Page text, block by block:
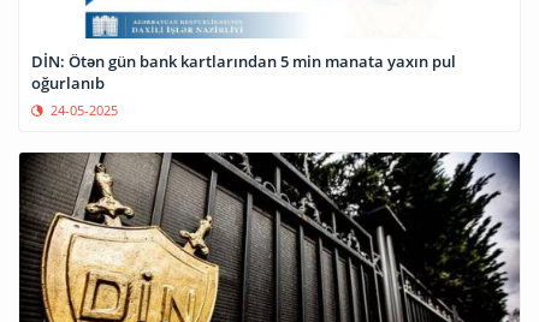
DİN: Ötən gün bank kartlarından 5 min manata yaxın pul
oğurlanıb
24-05-2025